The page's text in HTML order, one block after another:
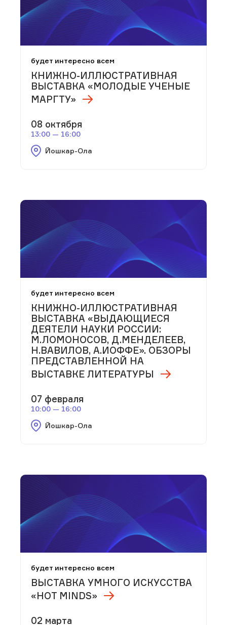
будет интересно всем
КНИЖНО-ИЛЛЮСТРАТИВНАЯ
ВЫСТАВКА «МОЛОДЫЕ УЧЕНЫЕ
МАРГТУ»
08 октября
13:00 — 16:00
Йошкар-Ола
будет интересно всем
КНИЖНО-ИЛЛЮСТРАТИВНАЯ
ВЫСТАВКА «ВЫДАЮЩИЕСЯ
ДЕЯТЕЛИ НАУКИ РОССИИ:
М.ЛОМОНОСОВ, Д.МЕНДЕЛЕЕВ,
Н.ВАВИЛОВ, А.ИОФФЕ». ОБЗОРЫ
ПРЕДСТАВЛЕННОЙ НА
ВЫСТАВКЕ ЛИТЕРАТУРЫ
07 февраля
10:00 — 16:00
Йошкар-Ола
будет интересно всем
ВЫСТАВКА УМНОГО ИСКУССТВА
«HOT MINDS»
02 марта